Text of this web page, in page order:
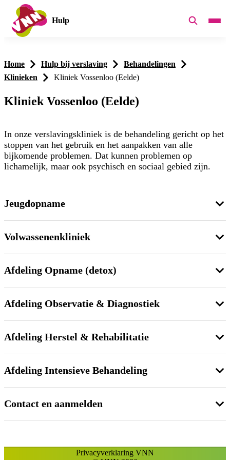
Hulp
Home Hulp bij verslaving
Behandelingen
Klinieken
Kliniek Vossenloo (Eelde)
Kliniek Vossenloo (Eelde)
In onze verslavingskliniek is de behandeling gericht op het
stoppen van het gebruik en het aanpakken van alle
bijkomende problemen. Dat kunnen problemen op
lichamelijk, maar ook psychisch en sociaal gebied zijn.
Jeugdopname
Volwassenenkliniek
Afdeling Opname (detox)
Afdeling Observatie & Diagnostiek
Afdeling Herstel & Rehabilitatie
Afdeling Intensieve Behandeling
Contact en aanmelden
Privacyverklaring VNN